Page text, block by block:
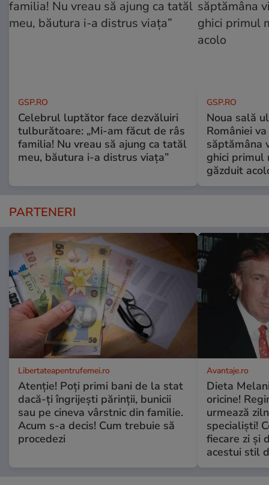
GSP.RO
Celebrul luptător face dezvăluiri
tulburătoare: „Mi-am făcut de râs
familia! Nu vreau să ajung ca tatăl
meu, băutura i-a distrus viața”
GSP.RO
Noua sală
României
săptămâna
ghici primul
găzduit
PARTENERI
Libertateapentrufemei.ro
Atenție! Poți primi bani de la stat
dacă-ți îngrijești părinții, bunicii
sau pe cineva vârstnic din familie.
Acum s-a decis! Cum trebuie să
procedezi
Avantaje.ro
Dieta
oricine!
urmează
specialiști!
fiecare zi și
acestui stil